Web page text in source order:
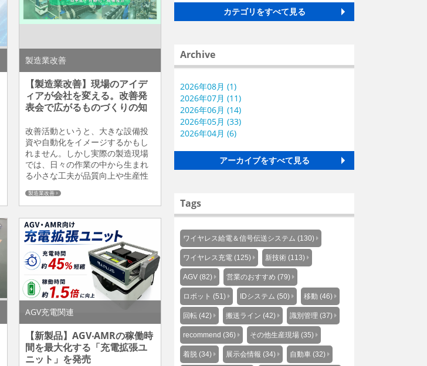
製造業改善
【製造業改善】現場のアイデ
ィアが会社を変える。改善発
表会で広がるものづくりの知
改善活動というと、大きな設備投
資や自動化をイメージするかもし
れません。しかし実際の製造現場
では、日々の作業の中から生まれ
る小さな工夫が品質向上や生産性
アンド・プラス製造部門では、3D
プリンターを活用した治具製作を
推進するとともに、現場で生まれ
た改善アイデアを共有する「改善
発表会」を開催しました。 「困っ
た」を放置しない現場 今回の発表
会では、製造メンバーが自ら考
製造業改善
AGV充電関連
【新製品】AGV‧AMRの稼働時
間を最⼤化する「充電拡張ユ
ニット」を発売
カテゴリをすべて見る
Archive
2026年08月 (1)
2026年07月 (11)
2026年06月 (14)
2026年05月 (33)
2026年04月 (6)
アーカイブをすべて見る
Tags
ワイヤレス給電＆信号伝送システム (130)
ワイヤレス充電 (125) 新技術 (113)
AGV (82) 営業のおすすめ (79)
ロボット (51) IDシステム (50) 移動 (46)
回転 (42) 搬送ライン (42) 識別管理 (37)
recommend (36) その他生産現場 (35)
着脱 (34) 展示会情報 (34) 自動車 (32)